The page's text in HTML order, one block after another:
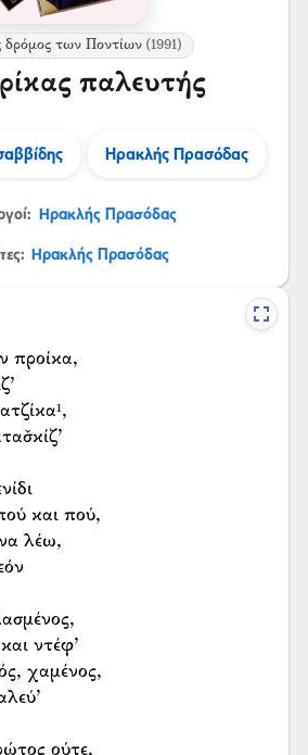
δρόμος των Ποντίων (1991)
παλευτής
Ηρακλής Πρασόδας
Ηρακλής Πρασόδας
Ηρακλής Πρασόδας
προίκα,
και πού,
λέω,
ντέφ’
χαμένος,
ούτε,